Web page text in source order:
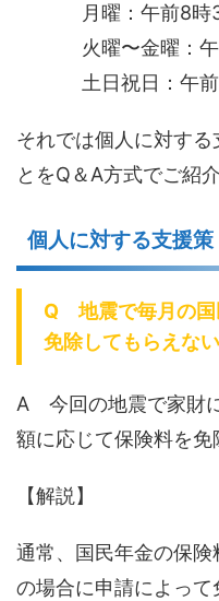
月曜：午前8
火曜〜金曜：
土日祝日：午
それでは個人に対す
とをQ＆A方式でご紹
個人に対する支援策
Q 地震で毎月の国
免除してもらえない
A 今回の地震で家財
額に応じて保険料を免
【解説】
通常、国民年金の保
の場合に申請によって